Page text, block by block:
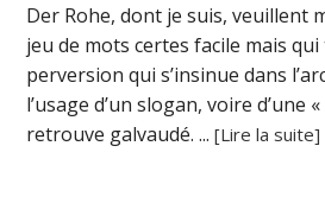
Der Rohe, dont je suis, veuillent
jeu de mots certes facile mais
perversion qui s’insinue dans
l’usage d’un slogan, voire d’une
retrouve galvaudé. ...[Lire la suite]